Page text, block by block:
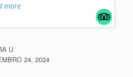
more
U
24, 2024